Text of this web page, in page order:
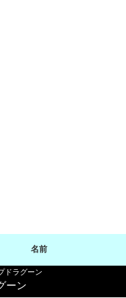
名前
ドラグーン
ーン